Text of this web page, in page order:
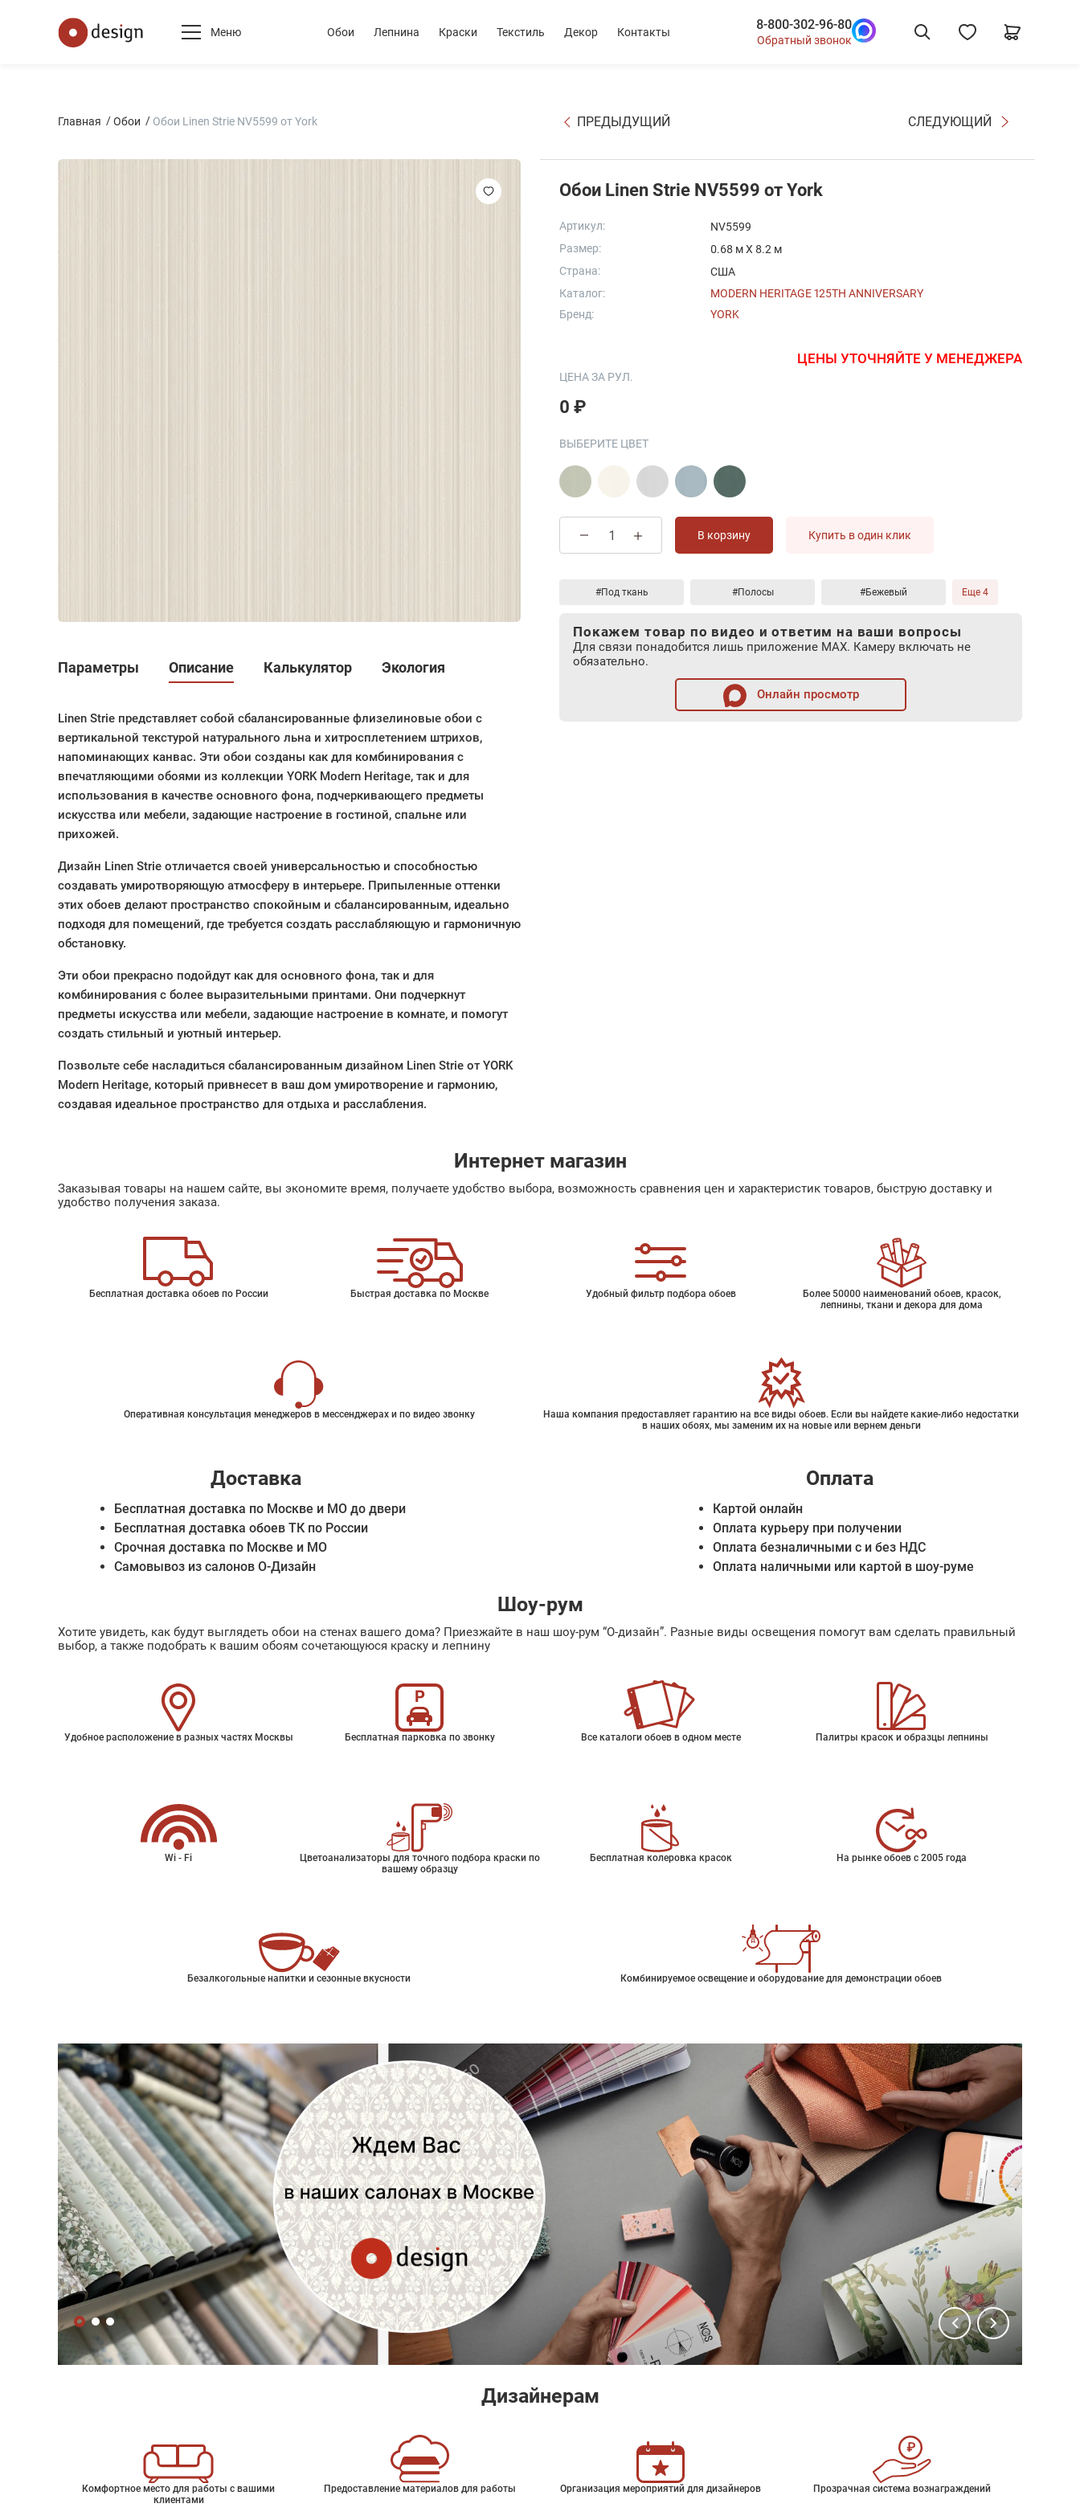
Меню Обои Лепнина Краски Текстиль Декор Контакты 8-800-302-96-80
Обратный звонок
Главная Обои Обои Linen Strie NV5599 от York ПРЕДЫДУЩИЙ СЛЕДУЮЩИЙ
Параметры Описание Калькулятор Экология
Linen Strie представляет собой сбалансированные флизелиновые обои с
вертикальной текстурой натурального льна и хитросплетением штрихов,
напоминающих канвас. Эти обои созданы как для комбинирования с
впечатляющими обоями из коллекции YORK Modern Heritage, так и для
использования в качестве основного фона, подчеркивающего предметы
искусства или мебели, задающие настроение в гостиной, спальне или
прихожей.
Дизайн Linen Strie отличается своей универсальностью и способностью
создавать умиротворяющую атмосферу в интерьере. Припыленные оттенки
этих обоев делают пространство спокойным и сбалансированным, идеально
подходя для помещений, где требуется создать расслабляющую и гармоничную
обстановку.
Эти обои прекрасно подойдут как для основного фона, так и для
комбинирования с более выразительными принтами. Они подчеркнут
предметы искусства или мебели, задающие настроение в комнате, и помогут
создать стильный и уютный интерьер.
Позвольте себе насладиться сбалансированным дизайном Linen Strie от YORK
Modern Heritage, который привнесет в ваш дом умиротворение и гармонию,
создавая идеальное пространство для отдыха и расслабления.
Обои Linen Strie NV5599 от York
Артикул:
NV5599
Размер:
0.68 м X 8.2 м
Страна:
США
Каталог:
MODERN HERITAGE 125TH ANNIVERSARY
Бренд:
YORK
ЦЕНЫ УТОЧНЯЙТЕ У МЕНЕДЖЕРА
ЦЕНА ЗА РУЛ.
0 ₽
ВЫБЕРИТЕ ЦВЕТ
В корзину Купить в один клик
#Под ткань #Полосы #Бежевый Еще 4
Покажем товар по видео и ответим на ваши вопросы
Для связи понадобится лишь приложение MAX. Камеру включать не
обязательно.
Онлайн просмотр
Интернет магазин
Заказывая товары на нашем сайте, вы экономите время, получаете удобство выбора, возможность сравнения цен и характеристик товаров, быструю доставку и
удобство получения заказа.
Бесплатная доставка обоев по России Быстрая доставка по Москве Удобный фильтр подбора обоев
Более 50000 наименований обоев, красок,
лепнины, ткани и декора для дома
Оперативная консультация менеджеров в мессенджерах и по видео звонку
Наша компания предоставляет гарантию на все виды обоев. Если вы найдете какие-либо недостатки
в наших обоях, мы заменим их на новые или вернем деньги
Доставка
Бесплатная доставка по Москве и МО до двери
Бесплатная доставка обоев ТК по России
Срочная доставка по Москве и МО
Самовывоз из салонов О-Дизайн
Оплата
Картой онлайн
Оплата курьеру при получении
Оплата безналичными с и без НДС
Оплата наличными или картой в шоу-руме
Шоу-рум
Хотите увидеть, как будут выглядеть обои на стенах вашего дома? Приезжайте в наш шоу-рум “О-дизайн”. Разные виды освещения помогут вам сделать правильный
выбор, а также подобрать к вашим обоям сочетающуюся краску и лепнину
Удобное расположение в разных частях Москвы Бесплатная парковка по звонку Все каталоги обоев в одном месте Палитры красок и образцы лепнины
Wi - Fi
Цветоанализаторы для точного подбора краски по
вашему образцу
Бесплатная колеровка красок На рынке обоев с 2005 года
Безалкогольные напитки и сезонные вкусности Комбинируемое освещение и оборудование для демонстрации обоев
Дизайнерам
Комфортное место для работы с вашими
клиентами
Предоставление материалов для работы Организация мероприятий для дизайнеров Прозрачная система вознаграждений